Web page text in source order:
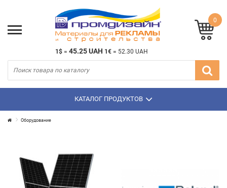
1$ = 45.25 UAH 1€ = 52.30 UAH
0
КАТАЛОГ ПРОДУКТОВ
Оборудование